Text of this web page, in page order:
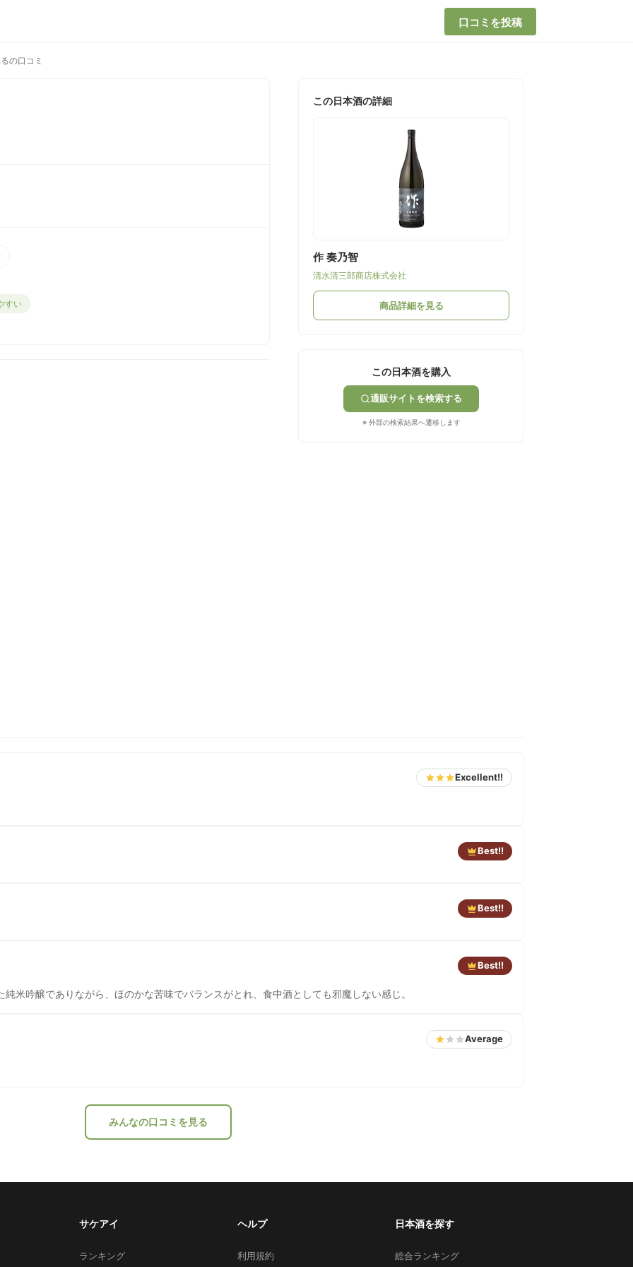
口コミを投稿
の口コミ
すい
この日本酒の詳細
作 奏乃智
清水清三郎商店株式会社
商品詳細を見る
この日本酒を購入
通販サイトを検索する
※ 外部の検索結果へ遷移します
Excellent!!
Best!!
Best!!
Best!!
米吟醸でありながら、ほのかな苦味でバランスがとれ、食中酒としても邪魔しない感じ。
Average
みんなの口コミを見る
サケアイ
ランキング
ヘルプ
利用規約
日本酒を探す
総合ランキング